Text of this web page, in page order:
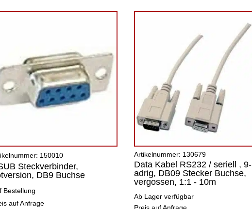
150010
Steckverbinder,
DB9 Buchse
Bestellung
auf Anfrage
Artikelnummer: 130679
Data Kabel RS232 / seriell , 9-
adrig, DB09 Stecker Buchse,
vergossen, 1:1 - 10m
Ab Lager verfügbar
Preis auf Anfrage